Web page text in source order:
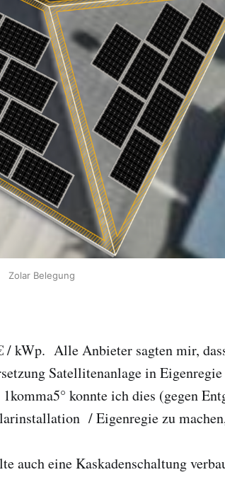
Zolar Belegung
/ kWp. Alle Anbieter sagten mir,
Satellitenanlage in Eigenregie
konnte ich dies (gegen
/ Eigenregie zu
auch eine Kaskadenschaltung